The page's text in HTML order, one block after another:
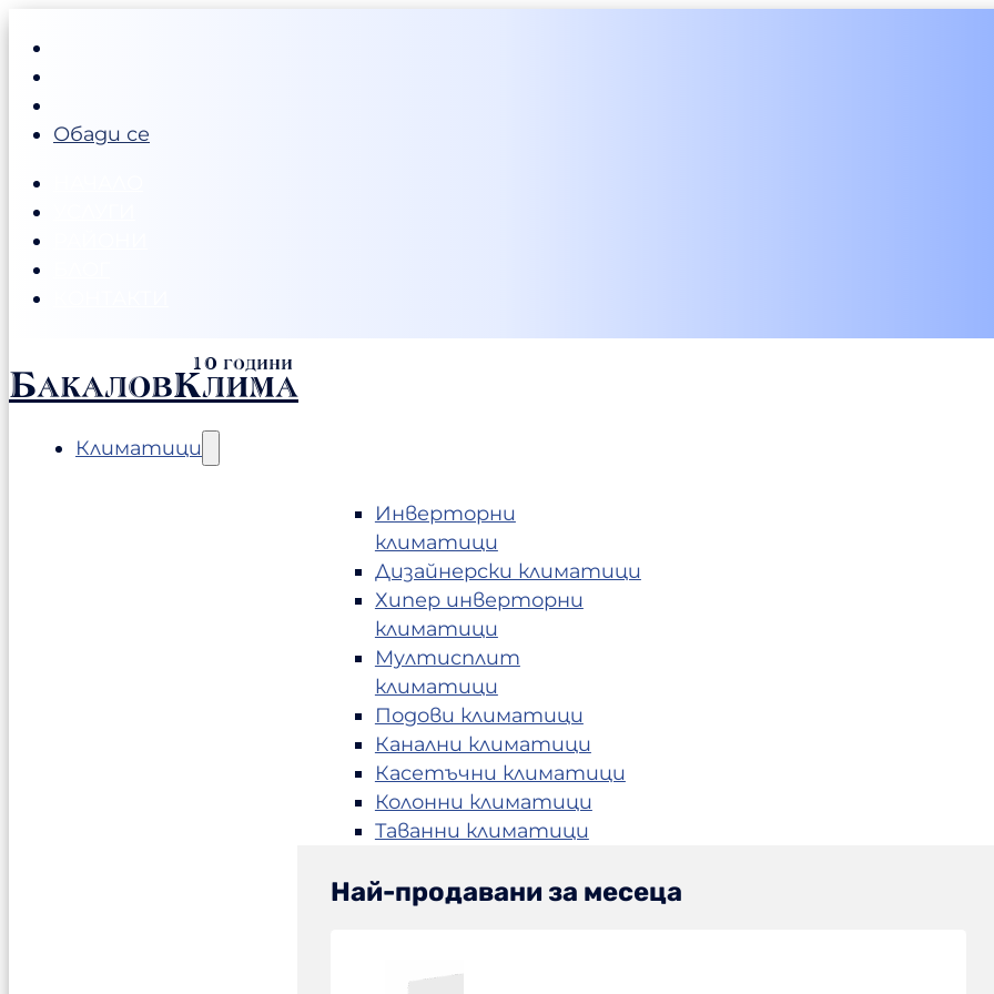
Обади се
БакаловКлима
Климатици
Инверторни
климатици
Дизайнерски климатици
Хипер инверторни
климатици
Мултисплит
климатици
Подови климатици
Канални климатици
Касетъчни климатици
Колонни климатици
Таванни климатици
Най-продавани за месеца